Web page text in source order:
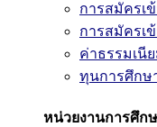
การสมัคร
การสมัครเ
ค่าธรรมเนี
ทุนการศึกษ
หน่วยงานการศึก